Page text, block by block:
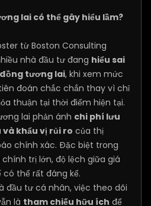
lai có thể gây hiểu lầm?
từ Boston Consulting
nhà đầu tư đang hiểu sai
tương lai, khi xem mức
đoán chắc chắn thay vì chỉ
thuận tại thời điểm hiện tại.
lai phản ánh chi phí lưu
khẩu vị rủi ro của thị
chính xác. Đặc biệt trong
trị lớn, độ lệch giữa giá
thể rất đáng kể.
đầu tư cá nhân, việc theo dõi
là tham chiếu hữu ích để